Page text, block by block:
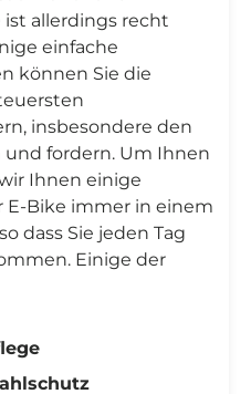
allerdings recht
einfache
können Sie die
insbesondere den
fordern. Um Ihnen
Ihnen einige
E-Bike immer in einem
dass Sie jeden Tag
Einige der